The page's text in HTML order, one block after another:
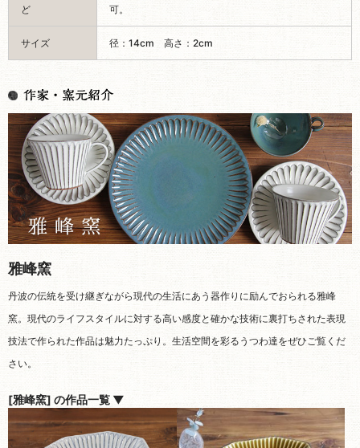
ど 可。
サイズ 径：14cm 高さ：2cm
雅峰窯
丹波の伝統を受け継ぎながら現代の生活にあう器作りに励んでおられる雅峰
窯。現代のライフスタイルに対する高い感度と確かな技術に裏打ちされた表現
技法で作られた作品は魅力たっぷり。生活空間を彩るうつわ達をぜひご覧くだ
さい。
[雅峰窯] の作品一覧 ▼